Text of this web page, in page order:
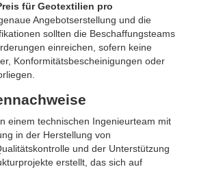
für Geotextilien pro
Angebotserstellung und die
sollten die Beschaffungsteams
einreichen, sofern keine
Konformitätsbescheinigungen oder
einem technischen Ingenieurteam mit
in der Herstellung von
und der Unterstützung
erstellt, das sich auf